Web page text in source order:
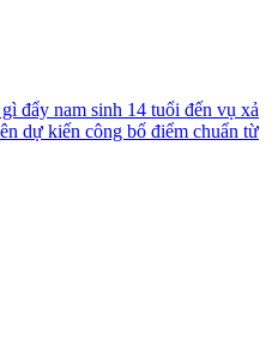
đẩy nam sinh 14 tuổi đến vụ xả
dự kiến công bố điểm chuẩn từ